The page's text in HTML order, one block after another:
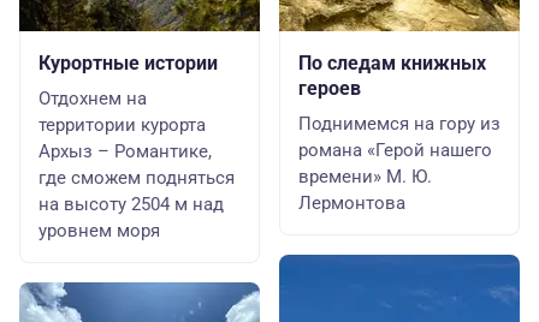
Курортные истории
Отдохнем на
территории курорта
Архыз – Романтике,
где сможем подняться
на высоту 2504 м над
уровнем моря
По следам книжных
героев
Поднимемся на гору из
романа «Герой нашего
времени» М. Ю.
Лермонтова